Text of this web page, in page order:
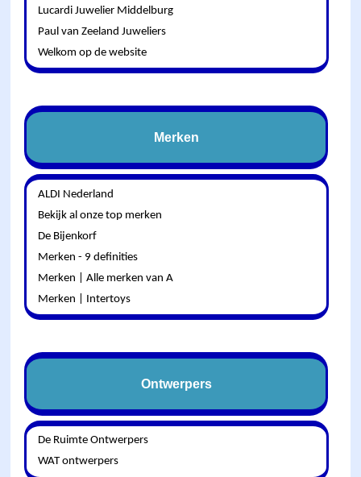
Lucardi Juwelier Middelburg
Paul van Zeeland Juweliers
Welkom op de website
Merken
ALDI Nederland
Bekijk al onze top merken
De Bijenkorf
Merken - 9 definities
Merken | Alle merken van A
Merken | Intertoys
Ontwerpers
De Ruimte Ontwerpers
WAT ontwerpers